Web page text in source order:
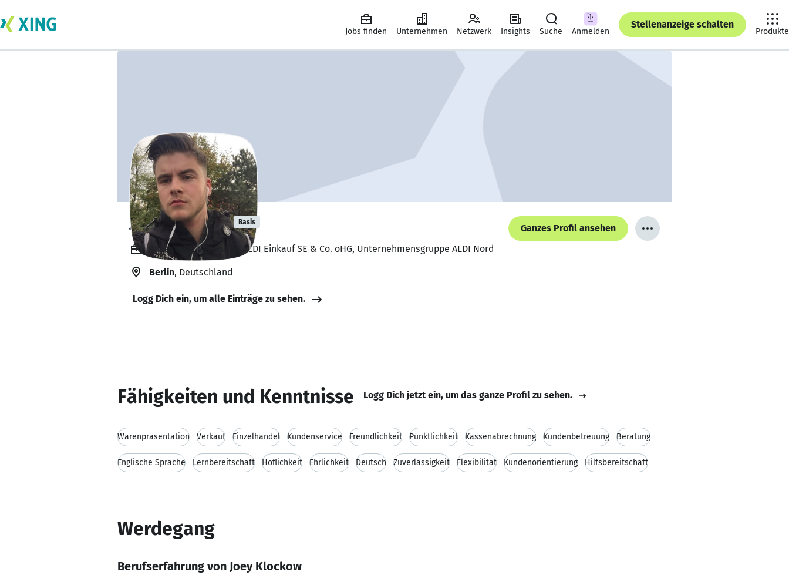
Jobs finden Unternehmen Netzwerk Insights Suche Anmelden
Stellenanzeige schalten
Produkte
Joey Klockow Basis
Ganzes Profil ansehen
Angestellt, Verkäufer, ALDI Einkauf SE & Co. oHG, Unternehmensgruppe ALDI Nord
Berlin, Deutschland
Logg Dich ein, um alle Einträge zu sehen.
Fähigkeiten und Kenntnisse Logg Dich jetzt ein, um das ganze Profil zu sehen.
Warenpräsentation Verkauf Einzelhandel Kundenservice Freundlichkeit Pünktlichkeit Kassenabrechnung Kundenbetreuung Beratung
Englische Sprache Lernbereitschaft Höflichkeit Ehrlichkeit Deutsch Zuverlässigkeit Flexibilität Kundenorientierung Hilfsbereitschaft
Werdegang
Berufserfahrung von Joey Klockow